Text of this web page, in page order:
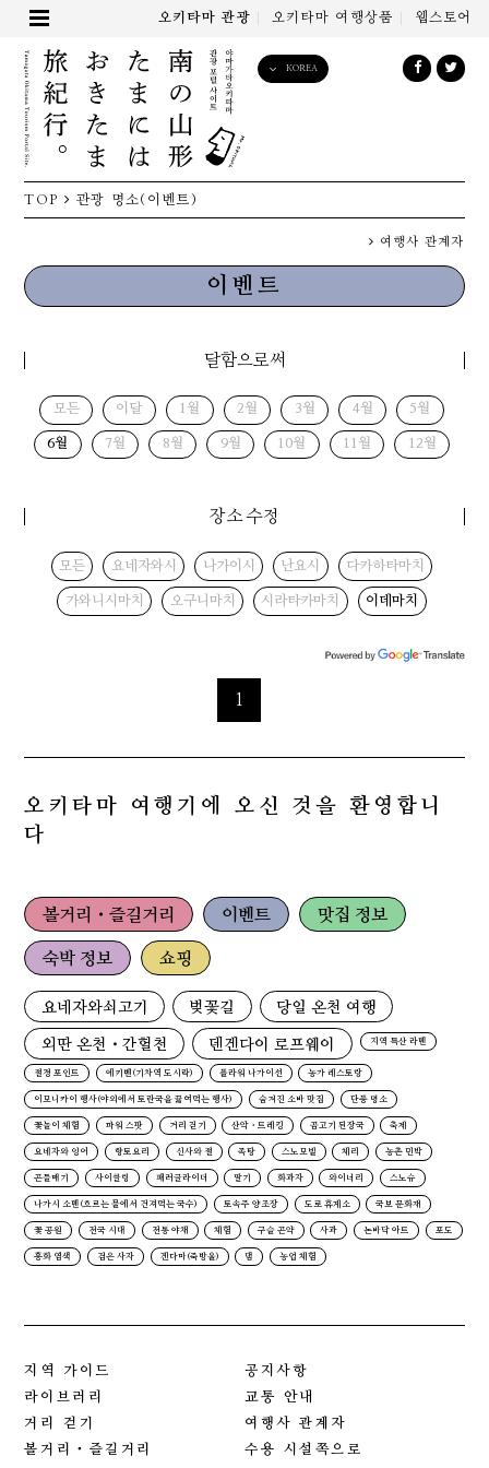
오키타마 관광 오키타마 여행상품 웹스토어
KOREA
TOP 관광 명소(이벤트)
여행사 관계자
이벤트
달함으로써
모든 이달 1월 2월 3월 4월 5월
6월 7월 8월 9월 10월 11월 12월
장소 수정
모든 요네자와시 나가이시 난요시 다카하타마치
가와니시마치 오구니마치 시라타카마치 이데마치
1
오키타마 여행기에 오신 것을 환영합니
다
볼거리・즐길거리 이벤트 맛집 정보
숙박 정보 쇼핑
요네자와쇠고기 벚꽃길 당일 온천 여행
외딴 온천・간헐천 덴겐다이 로프웨이 지역 특산 라멘
절경 포인트 에키벤(기차역 도시락) 플라워 나가이선 농가 레스토랑
이모니카이 행사(야외에서 토란국을 끓여먹는 행사) 숨겨진 소바 맛집 단풍 명소
꽃놀이 체험 파워 스팟 거리 걷기 산악・트레킹 곰고기 된장국 축제
요네자와 잉어 향토요리 신사와 절 족탕 스노모빌 체리 농촌 민박
곤들매기 사이클링 패러글라이더 딸기 화과자 와이너리 스노슈
나가시 소멘(흐르는 물에서 건져먹는 국수) 토속주 양조장 도로 휴게소 국보 문화재
꽃 공원 전국 시대 전통 야채 체험 구슬 곤약 사과 논바닥 아트 포도
홍화 염색 검은 사자 겐다마(죽방울) 댐 농업 체험
지역 가이드
라이브러리
거리 걷기
볼거리・즐길거리
공지사항
교통 안내
여행사 관계자
수용 시설쪽으로